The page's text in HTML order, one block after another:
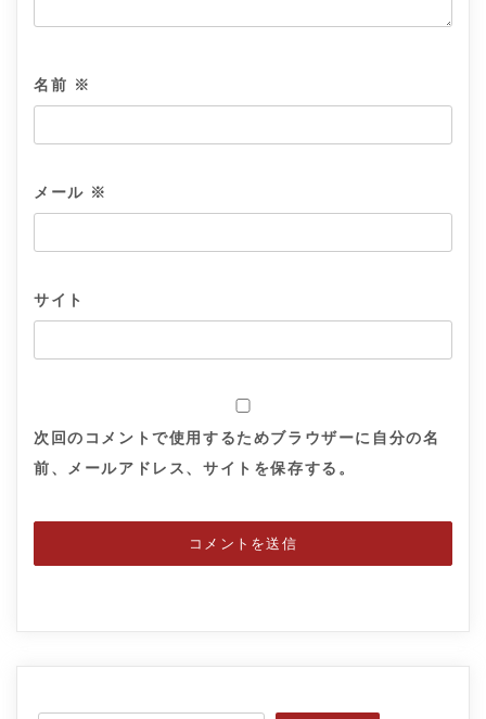
名前 ※
メール ※
サイト
次回のコメントで使用するためブラウザーに自分の名
前、メールアドレス、サイトを保存する。